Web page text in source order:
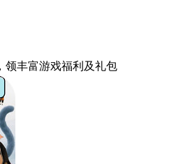
，领丰富游戏福利 及礼包